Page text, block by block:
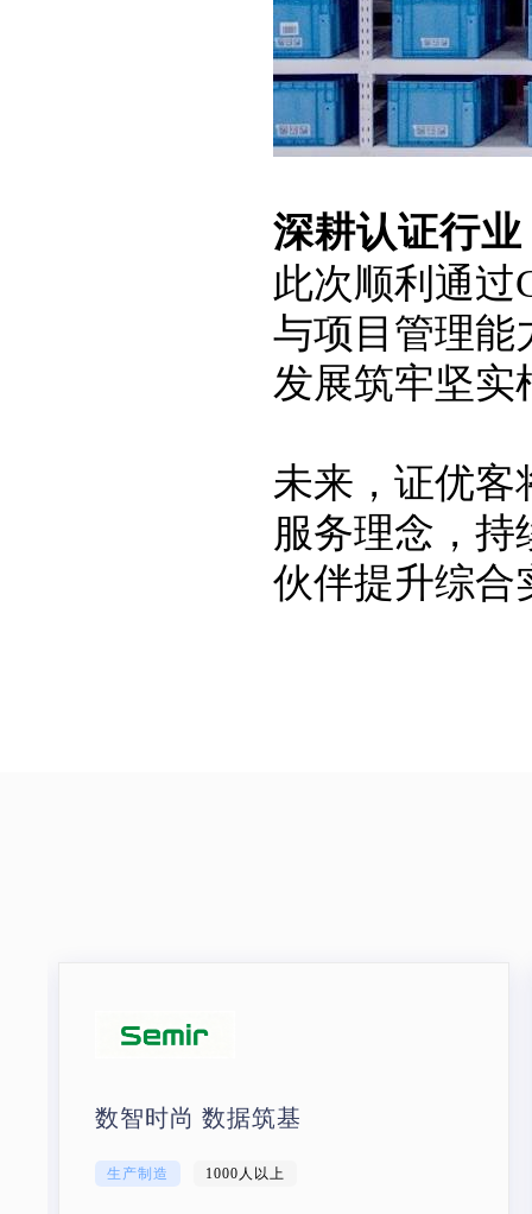
深耕认证行业
此次顺利通过
与项目管理能
发展筑牢坚实
未来，证优客
服务理念，持
伙伴提升综合
认证，助力金融科技行稳致远
商业服务 1000人以上